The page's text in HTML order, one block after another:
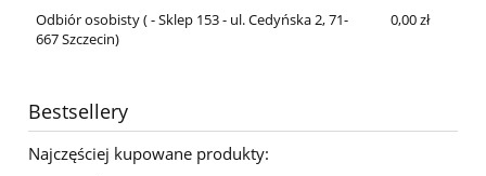
Odbiór osobisty( - Sklep 153 - ul. Cedyńska 2, 71-
667 Szczecin)
0,00 zł
Bestsellery
Najczęściej kupowane produkty: